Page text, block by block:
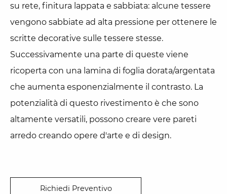
su rete, finitura lappata e sabbiata: alcune tessere
vengono sabbiate ad alta pressione per ottenere le
scritte decorative sulle tessere stesse.
Successivamente una parte di queste viene
ricoperta con una lamina di foglia dorata/argentata
che aumenta esponenzialmente il contrasto. La
potenzialità di questo rivestimento è che sono
altamente versatili, possono creare vere pareti
arredo creando opere d'arte e di design.
Richiedi Preventivo